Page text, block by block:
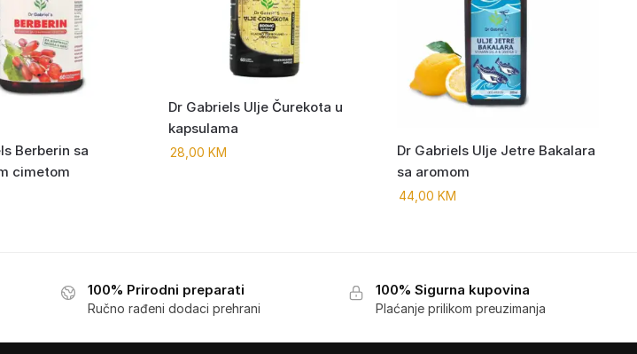
Berberin sa
cimetom
Dr Gabriels Ulje Čurekota u
kapsulama
28,00KM
Dr Gabriels Ulje Jetre Bakalara
sa aromom
44,00 KM
100% Prirodni preparati
Ručno rađeni dodaci prehrani
100% Sigurna kupovina
Plaćanje prilikom preuzimanja